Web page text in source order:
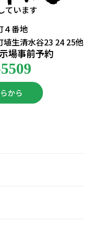
ています
４番地
生清水谷23 24 25他
場事前予約
から